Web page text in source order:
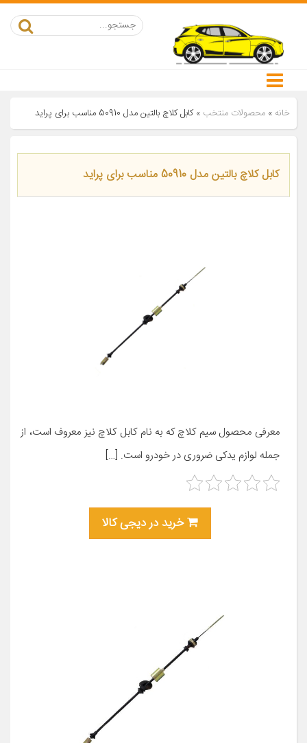
خانه » محصولات منتخب »کابل کلاچ بالتین مدل 50910 مناسب برای پراید
کابل کلاچ بالتین مدل 50910 مناسب برای پراید
معرفی محصول سیم کلاچ که به نام کابل کلاچ نیز معروف است، از
جمله لوازم یدکی ضروری در خودرو است. […]
خرید در دیجی کالا